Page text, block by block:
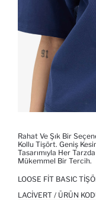
Rahat Ve Şık Bir
Kollu Tişört. Geniş
Tasarımıyla Her
Mükemmel Bir Tercih.
LOOSE FIT BASIC
LACIVERT / ÜRÜN